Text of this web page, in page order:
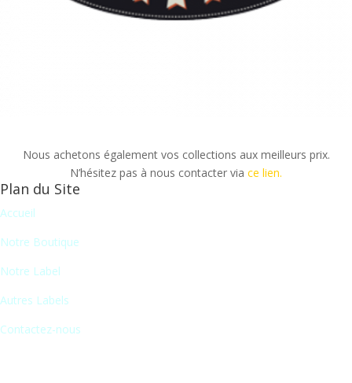
Nous achetons également vos collections aux meilleurs prix.
N’hésitez pas à nous contacter via ce lien.
Plan du Site
Accueil
Notre Boutique
Notre Label
Autres Labels
Contactez-nous